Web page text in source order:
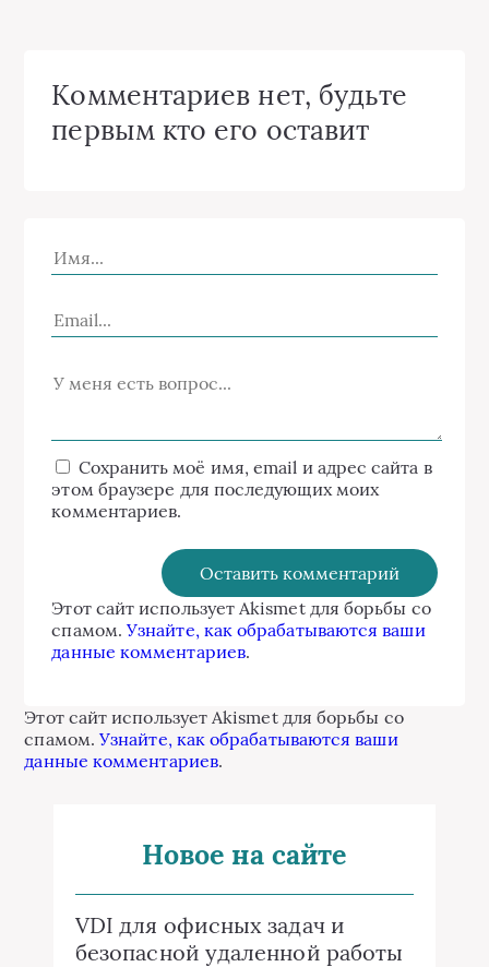
Комментариев нет, будьте
первым кто его оставит
Сохранить моё имя, email и адрес сайта в
этом браузере для последующих моих
комментариев.
Этот сайт использует Akismet для борьбы со
спамом.Узнайте, как обрабатываются ваши
данные комментариев.
Этот сайт использует Akismet для борьбы со
спамом.Узнайте, как обрабатываются ваши
данные комментариев.
Новое на сайте
VDI для офисных задач и
безопасной удаленной работы